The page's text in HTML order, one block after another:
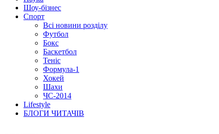
Шоу-бізнес
Спорт
Всі новини розділу
Футбол
Бокс
Баскетбол
Теніс
Формула-1
Хокей
Шахи
ЧС-2014
Lifestyle
БЛОГИ ЧИТАЧІВ